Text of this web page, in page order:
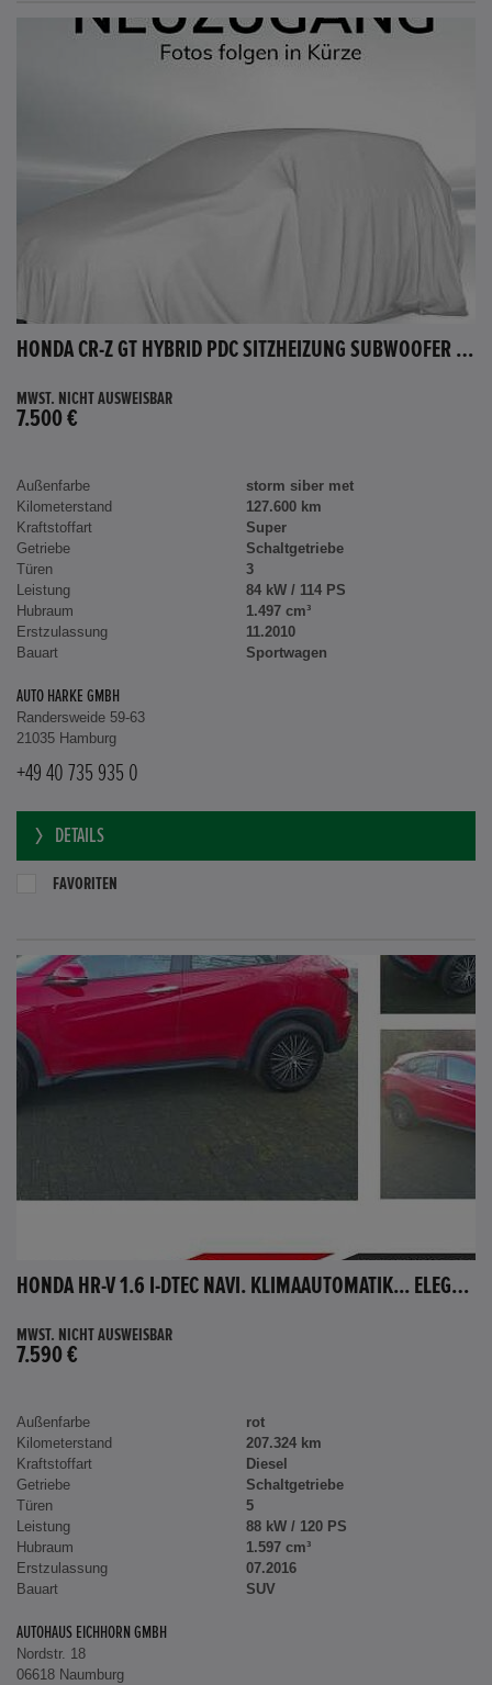
HONDA CR-Z GT HYBRID PDC SITZHEIZUNG SUBWOOFER BLUETOOTH
MWST. NICHT AUSWEISBAR
7.500 €
Außenfarbe
storm siber met
Kilometerstand
127.600 km
Kraftstoffart
Super
Getriebe
Schaltgetriebe
Türen
3
Leistung
84 kW / 114 PS
Hubraum
1.497 cm³
Erstzulassung
11.2010
Bauart
Sportwagen
AUTO HARKE GMBH
Randersweide 59-63
21035 Hamburg
+49 40 735 935 0
DETAILS
FAVORITEN
HONDA HR-V 1.6 I-DTEC NAVI. KLIMAAUTOMATIK... ELEGANCE
MWST. NICHT AUSWEISBAR
7.590 €
Außenfarbe
rot
Kilometerstand
207.324 km
Kraftstoffart
Diesel
Getriebe
Schaltgetriebe
Türen
5
Leistung
88 kW / 120 PS
Hubraum
1.597 cm³
Erstzulassung
07.2016
Bauart
SUV
AUTOHAUS EICHHORN GMBH
Nordstr. 18
06618 Naumburg